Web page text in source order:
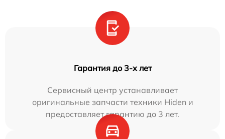
Гарантия до 3-х лет
Сервисный центр устанавливает
оригинальные запчасти техники Hiden и
предоставляет гарантию до 3 лет.